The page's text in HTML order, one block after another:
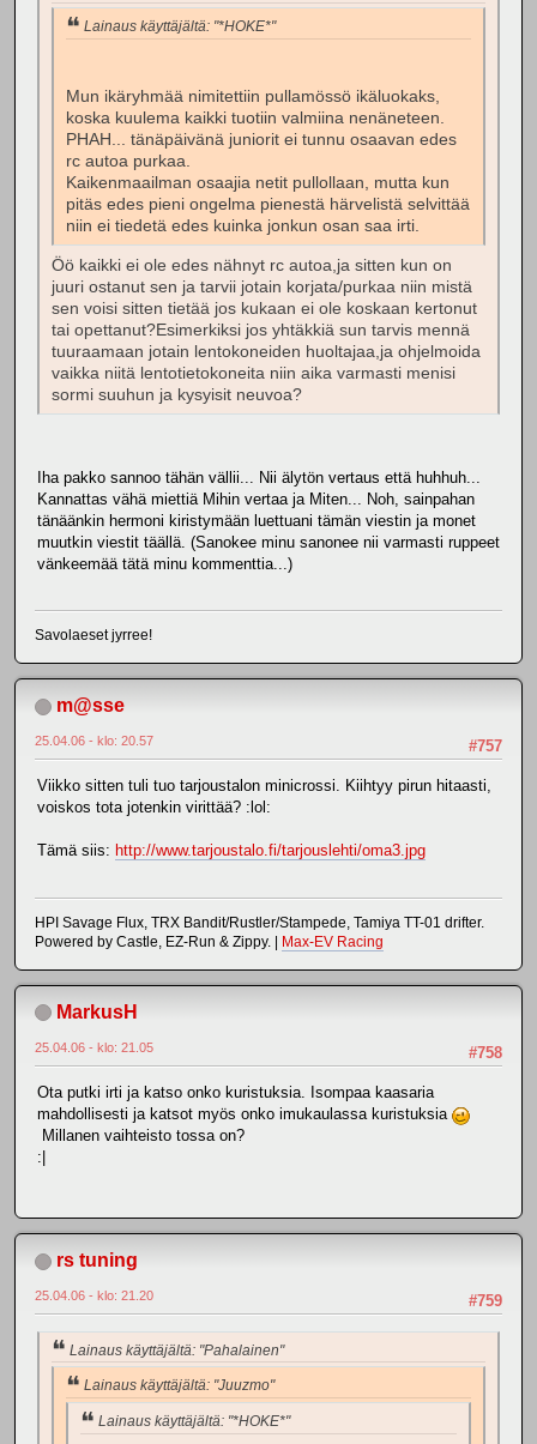
Lainaus käyttäjältä: "*HOKE*"
Mun ikäryhmää nimitettiin pullamössö ikäluokaks,
koska kuulema kaikki tuotiin valmiina nenäneteen.
PHAH... tänäpäivänä juniorit ei tunnu osaavan edes
rc autoa purkaa.
Kaikenmaailman osaajia netit pullollaan, mutta kun
pitäs edes pieni ongelma pienestä härvelistä selvittää
niin ei tiedetä edes kuinka jonkun osan saa irti.
Öö kaikki ei ole edes nähnyt rc autoa,ja sitten kun on
juuri ostanut sen ja tarvii jotain korjata/purkaa niin mistä
sen voisi sitten tietää jos kukaan ei ole koskaan kertonut
tai opettanut?Esimerkiksi jos yhtäkkiä sun tarvis mennä
tuuraamaan jotain lentokoneiden huoltajaa,ja ohjelmoida
vaikka niitä lentotietokoneita niin aika varmasti menisi
sormi suuhun ja kysyisit neuvoa?
Iha pakko sannoo tähän vällii... Nii älytön vertaus että huhhuh...
Kannattas vähä miettiä Mihin vertaa ja Miten... Noh, sainpahan
tänäänkin hermoni kiristymään luettuani tämän viestin ja monet
muutkin viestit täällä. (Sanokee minu sanonee nii varmasti ruppeet
vänkeemää tätä minu kommenttia...)
Savolaeset jyrree!
m@sse
#757
25.04.06 - klo: 20.57
Viikko sitten tuli tuo tarjoustalon minicrossi. Kiihtyy pirun hitaasti,
voiskos tota jotenkin virittää? :lol:
Tämä siis: http://www.tarjoustalo.fi/tarjouslehti/oma3.jpg
HPI Savage Flux, TRX Bandit/Rustler/Stampede, Tamiya TT-01 drifter.
Powered by Castle, EZ-Run & Zippy. | Max-EV Racing
MarkusH
#758
25.04.06 - klo: 21.05
Ota putki irti ja katso onko kuristuksia. Isompaa kaasaria
mahdollisesti ja katsot myös onko imukaulassa kuristuksia
Millanen vaihteisto tossa on?
:|
rs tuning
#759
25.04.06 - klo: 21.20
Lainaus käyttäjältä: "Pahalainen"
Lainaus käyttäjältä: "Juuzmo"
Lainaus käyttäjältä: "*HOKE*"